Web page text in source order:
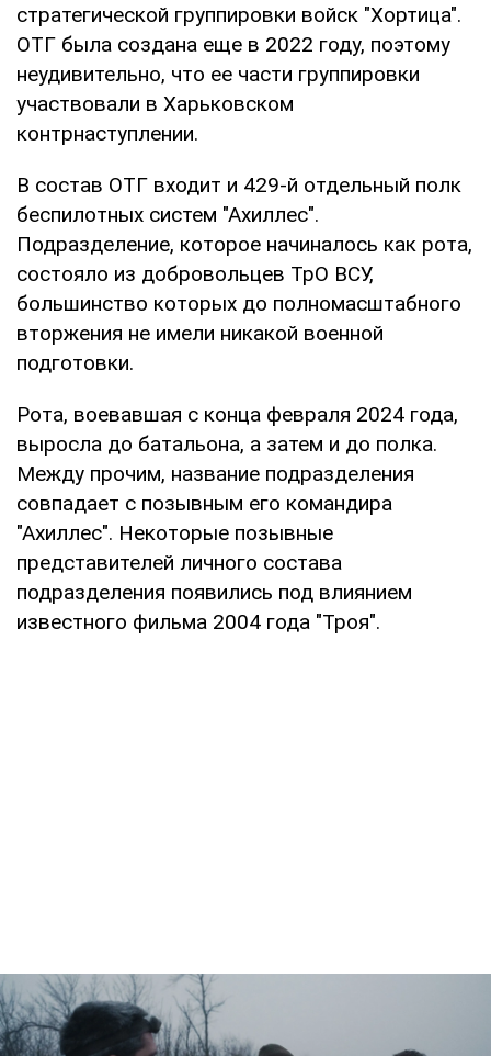
стратегической группировки войск "Хортица".
ОТГ была создана еще в 2022 году, поэтому
неудивительно, что ее части группировки
участвовали в Харьковском
контрнаступлении.
В состав ОТГ входит и 429-й отдельный полк
беспилотных систем "Ахиллес".
Подразделение, которое начиналось как рота,
состояло из добровольцев ТрО ВСУ,
большинство которых до полномасштабного
вторжения не имели никакой военной
подготовки.
Рота, воевавшая с конца февраля 2024 года,
выросла до батальона, а затем и до полка.
Между прочим, название подразделения
совпадает с позывным его командира
"Ахиллес". Некоторые позывные
представителей личного состава
подразделения появились под влиянием
известного фильма 2004 года "Троя".